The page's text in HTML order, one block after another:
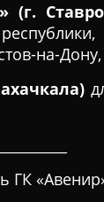
(г.
на-
ГК